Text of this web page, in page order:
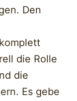
Den
die Rolle
die
Es gebe